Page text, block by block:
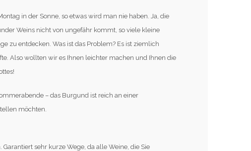
in der Sonne, so etwas wird man nie haben. Ja, die
Weins nicht von ungefähr kommt, so viele kleine
zu entdecken. Was ist das Problem? Es ist ziemlich
Also wollten wir es Ihnen leichter machen und Ihnen die
– das Burgund ist reich an einer
möchten.
sehr kurze Wege, da alle Weine, die Sie